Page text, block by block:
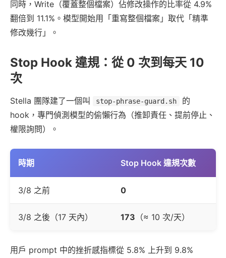
同時，Write（覆蓋整個檔案）佔修改操作的比率從 4.9%
翻倍到 11.1%。模型開始用「重寫整個檔案」取代「精準
修改幾行」。
Stop Hook 違規：從 0 次到每天 10
次
Stella 團隊建了一個叫 stop-phrase-guard.sh
的
hook，專門偵測模型的偷懶行為（推卸責任、提前停止、
權限詢問）。
時期 Stop Hook 違規次數
3/8 之前 0
3/8 之後（17 天內） 173 （≈ 10 次/天）
用戶 prompt 中的挫折感指標從 5.8% 上升到 9.8%